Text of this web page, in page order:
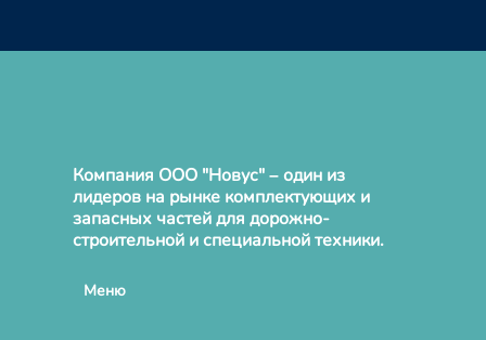
Компания ООО "Новус" – один из
лидеров на рынке комплектующих и
запасных частей для дорожно-
строительной и специальной техники.
Меню